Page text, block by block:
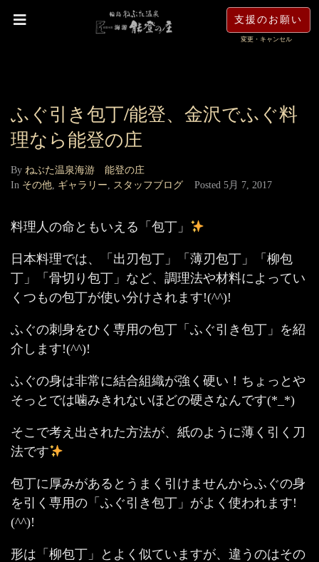
支援のお願い
変更・キャンセル
ふぐ引き包丁/能登、金沢でふぐ料
理なら能登の庄
By ねぶた温泉海游 能登の庄
In その他, ギャラリー, スタッフブログ Posted 5月 7, 2017
料理人の命ともいえる「包丁」
日本料理では、「出刃包丁」「薄刃包丁」「柳包
丁」「骨切り包丁」など、調理法や材料によってい
くつもの包丁が使い分けされます!(^^)!
ふぐの刺身をひく専用の包丁「ふぐ引き包丁」を紹
介します!(^^)!
ふぐの身は非常に結合組織が強く硬い！ちょっとや
そっとでは噛みきれないほどの硬さなんです(*_*)
そこで考え出された方法が、紙のように薄く引く刀
法です
包丁に厚みがあるとうまく引けませんからふぐの身
を引く専用の「ふぐ引き包丁」がよく使われます!
(^^)!
形は「柳包丁」とよく似ていますが、違うのはその